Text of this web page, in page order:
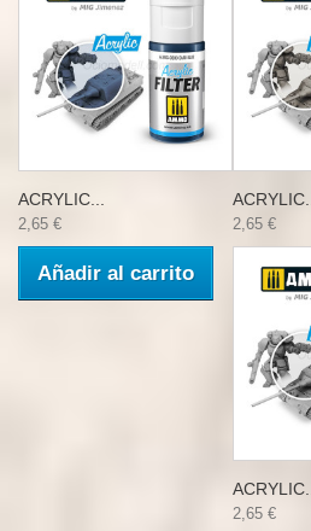
ACRYLIC...
2,65 €
Añadir al carrito
ACRYLIC...
2,65 €
ACRYLIC...
2,65 €